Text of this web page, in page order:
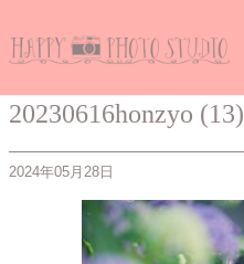
20230616honzyo (13)
2024年05月28日